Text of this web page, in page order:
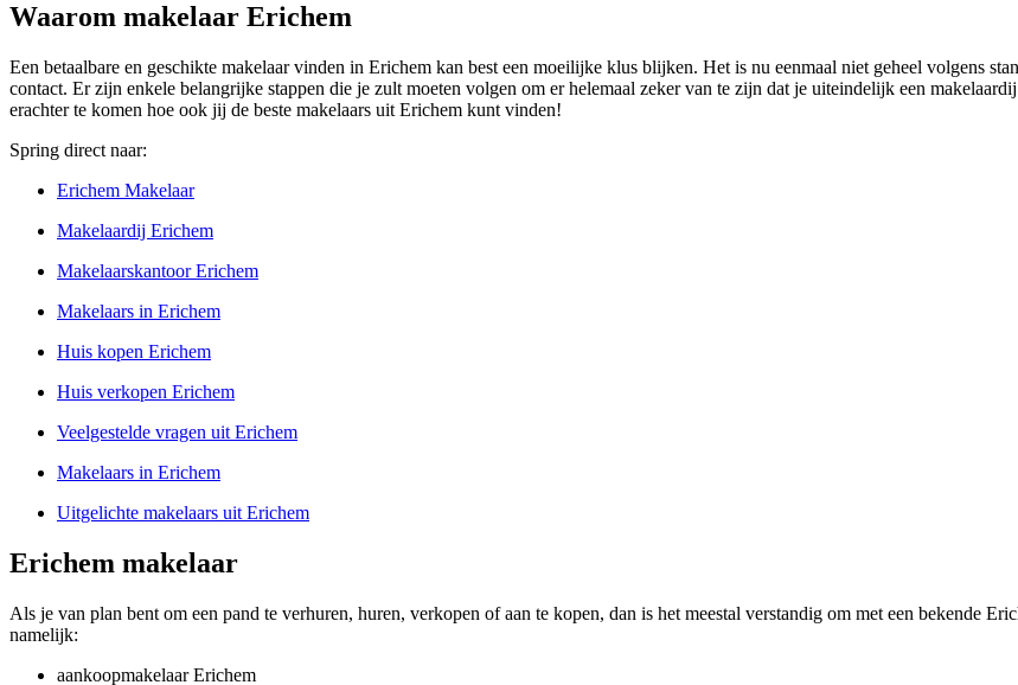
Waarom makelaar Erichem
Een betaalbare en geschikte makelaar vinden in Erichem kan best een moeilijke klus blijken. Het is nu eenmaal niet geheel volgens
contact. Er zijn enkele belangrijke stappen die je zult moeten volgen om er helemaal zeker van te zijn dat je uiteindelijk een
erachter te komen hoe ook jij de beste makelaars uit Erichem kunt vinden!
Spring direct naar:
Erichem Makelaar
Makelaardij Erichem
Makelaarskantoor Erichem
Makelaars in Erichem
Huis kopen Erichem
Huis verkopen Erichem
Veelgestelde vragen uit Erichem
Makelaars in Erichem
Uitgelichte makelaars uit Erichem
Erichem makelaar
Als je van plan bent om een pand te verhuren, huren, verkopen of aan te kopen, dan is het meestal verstandig om met een bekende
namelijk:
aankoopmakelaar Erichem